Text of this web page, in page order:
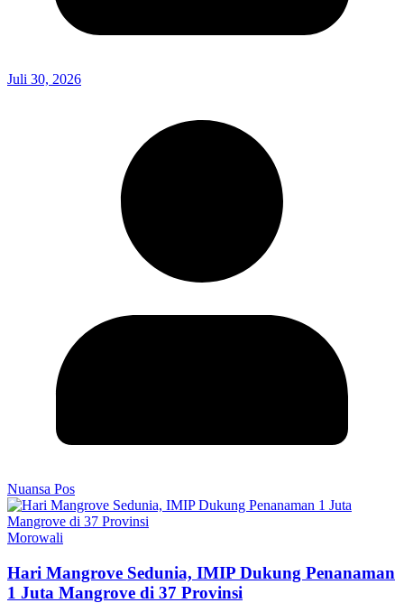
Juli 30, 2026
Nuansa Pos
Morowali
Hari Mangrove Sedunia, IMIP Dukung Penanaman
1 Juta Mangrove di 37 Provinsi